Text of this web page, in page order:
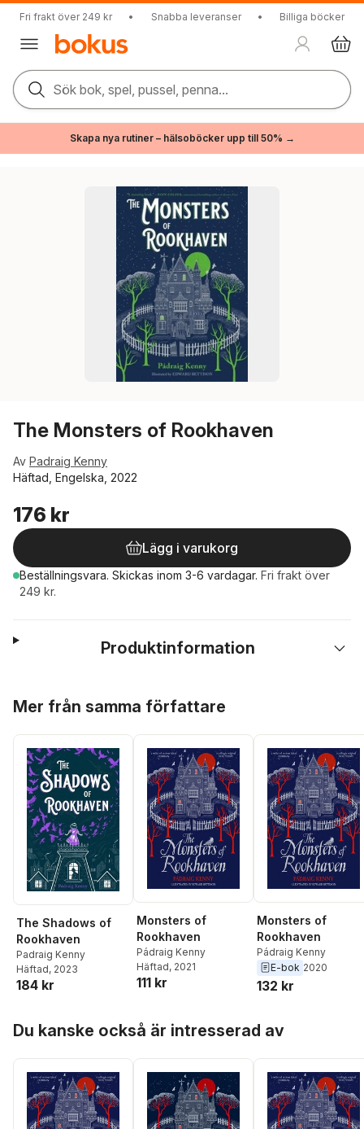
Fri frakt över 249 kr • Snabba leveranser • Billiga böcker
Sök bok, spel, pussel, penna...
Skapa nya rutiner – hälsoböcker upp till 50% →
The Monsters of Rookhaven
Av Padraig Kenny
Häftad, Engelska, 2022
176 kr
Lägg i varukorg
Beställningsvara. Skickas inom 3-6 vardagar. Fri frakt över
249 kr.
Produktinformation
Mer från samma författare
The Shadows of
Rookhaven
Padraig Kenny
Häftad, 2023
184 kr
Monsters of
Rookhaven
Pádraig Kenny
Häftad, 2021
111 kr
Monsters of
Rookhaven
Pádraig Kenny
E-bok 2020
132 kr
Du kanske också är intresserad av